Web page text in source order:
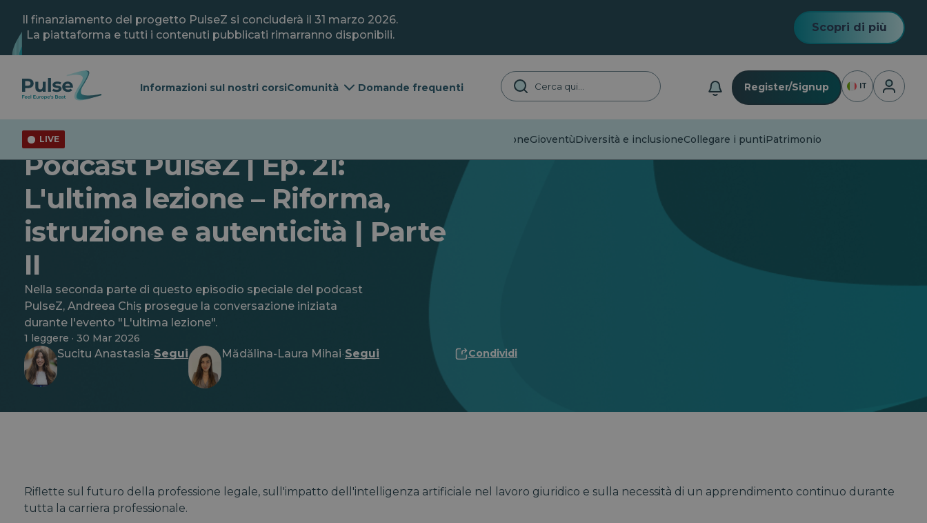
contenuto
principale
Il finanziamento del progetto PulseZ si concluderà il 31 marzo 2026.
La piattaforma e tutti i contenuti pubblicati rimarranno disponibili.
Scopri di più
Informazioni suI nostri corsiComunità Domande frequenti Register/Signup IT Accesso
LIVE DisinformazioneGioventùDiversità e inclusioneCollegare i puntiPatrimonio
Generale
Podcast PulseZ | Ep. 21:
L'ultima lezione – Riforma,
istruzione e autenticità | Parte
II
Nella seconda parte di questo episodio speciale del podcast
PulseZ, Andreea Chiș prosegue la conversazione iniziata
durante l'evento "L'ultima lezione".
1 leggere · 30 Mar 2026
Sucitu Anastasia· Segui Mădălina-Laura Mihai· Segui Condividi
Riflette sul futuro della professione legale, sull'impatto dell'intelligenza artificiale nel lavoro giuridico e sulla necessità di un apprendimento continuo durante
tutta la carriera professionale.